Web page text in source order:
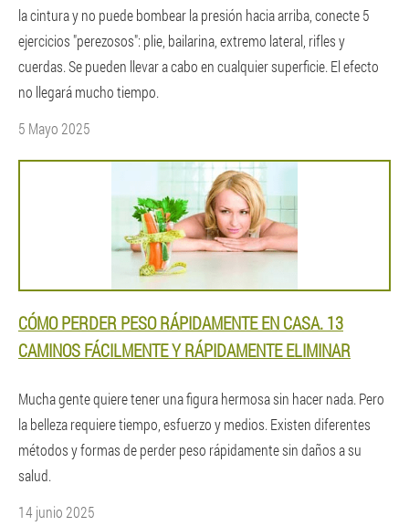
la cintura y no puede bombear la presión hacia arriba, conecte 5
ejercicios "perezosos": plie, bailarina, extremo lateral, rifles y
cuerdas. Se pueden llevar a cabo en cualquier superficie. El efecto
no llegará mucho tiempo.
5 Mayo 2025
CÓMO PERDER PESO RÁPIDAMENTE EN CASA. 13
CAMINOS FÁCILMENTE Y RÁPIDAMENTE ELIMINAR
Mucha gente quiere tener una figura hermosa sin hacer nada. Pero
la belleza requiere tiempo, esfuerzo y medios. Existen diferentes
métodos y formas de perder peso rápidamente sin daños a su
salud.
14 junio 2025